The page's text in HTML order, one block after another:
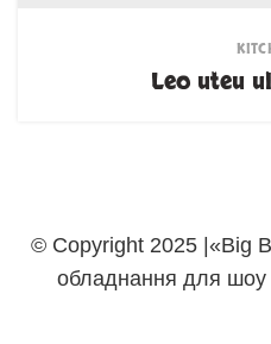
Leo uteu
© Copyright 2025 |«Big
обладнання для